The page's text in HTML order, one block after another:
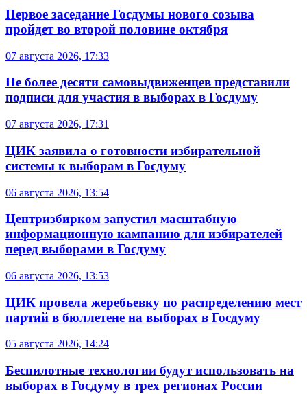
Первое заседание Госдумы нового созыва
пройдет во второй половине октября
07 августа 2026, 17:33
Не более десяти самовыдвиженцев представили
подписи для участия в выборах в Госдуму
07 августа 2026, 17:31
ЦИК заявила о готовности избирательной
системы к выборам в Госдуму
06 августа 2026, 13:54
Центризбирком запустил масштабную
информационную кампанию для избирателей
перед выборами в Госдуму
06 августа 2026, 13:53
ЦИК провела жеребьевку по распределению мест
партий в бюллетене на выборах в Госдуму
05 августа 2026, 14:24
Беспилотные технологии будут использовать на
выборах в Госдуму в трех регионах России